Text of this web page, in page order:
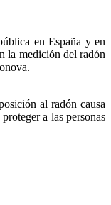
en España y en
la medición del radón
al radón causa
a las personas